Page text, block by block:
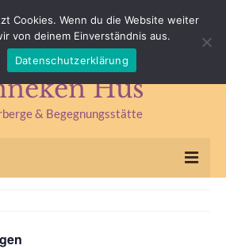
Kontakt & Anfahrt
Hus
& Begegnungsstätte
Cookies. Wenn du die Website weiter
von deinem Einverständnis aus.
Datenschutzerklärung